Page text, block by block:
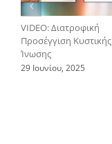
VIDEO: Διατροφική
Προσέγγιση Κυστικής
Ίνωσης
29 Ιουνίου, 2025